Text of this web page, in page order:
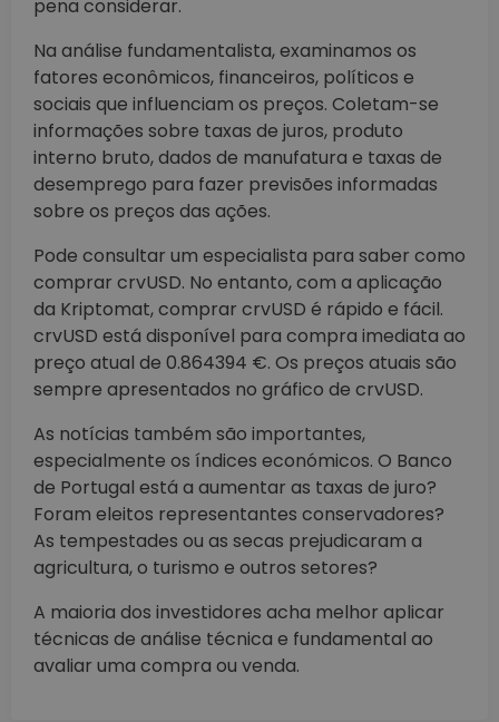
pena considerar.
Na análise fundamentalista, examinamos os
fatores econômicos, financeiros, políticos e
sociais que influenciam os preços. Coletam-se
informações sobre taxas de juros, produto
interno bruto, dados de manufatura e taxas de
desemprego para fazer previsões informadas
sobre os preços das ações.
Pode consultar um especialista para saber como
comprar crvUSD. No entanto, com a aplicação
da Kriptomat, comprar crvUSD é rápido e fácil.
crvUSD está disponível para compra imediata ao
preço atual de 0.864394 €. Os preços atuais são
sempre apresentados no gráfico de crvUSD.
As notícias também são importantes,
especialmente os índices económicos. O Banco
de Portugal está a aumentar as taxas de juro?
Foram eleitos representantes conservadores?
As tempestades ou as secas prejudicaram a
agricultura, o turismo e outros setores?
A maioria dos investidores acha melhor aplicar
técnicas de análise técnica e fundamental ao
avaliar uma compra ou venda.